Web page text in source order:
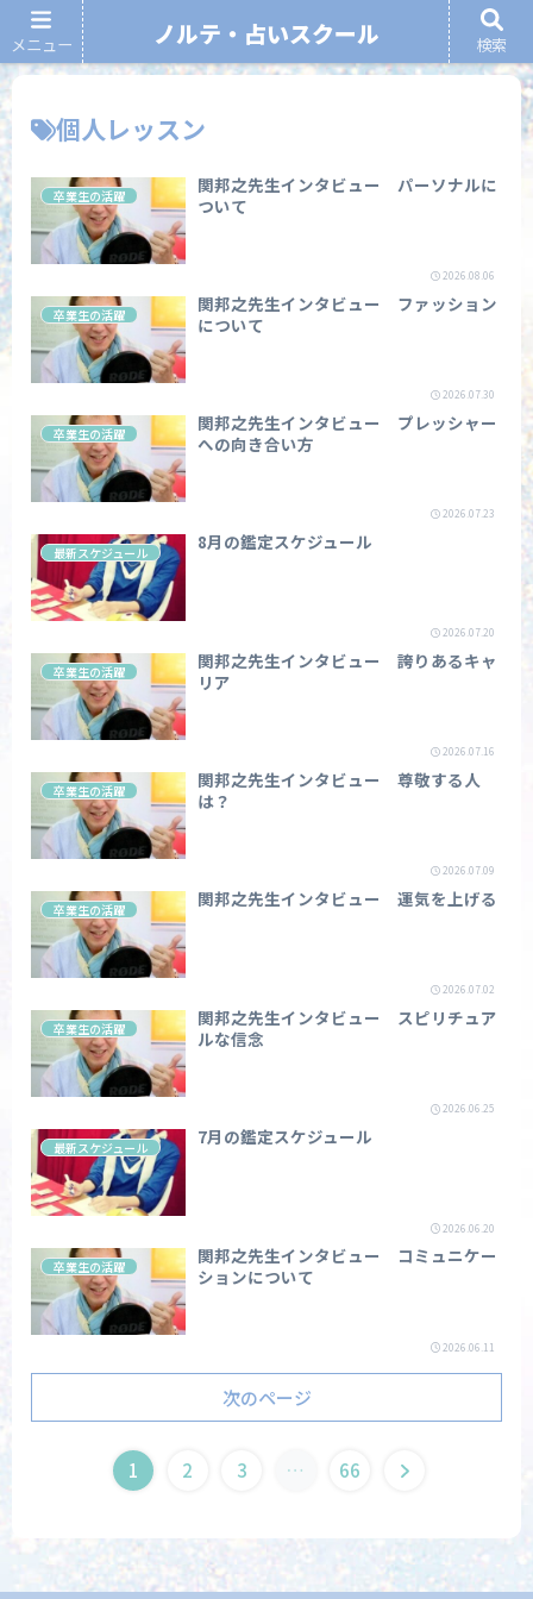
ノルテ・占いスクール
個人レッスン
卒業生の活躍
関邦之先生インタビュー パーソナルに
ついて
2026.08.06
卒業生の活躍
関邦之先生インタビュー ファッション
について
2026.07.30
卒業生の活躍
関邦之先生インタビュー プレッシャー
への向き合い方
2026.07.23
最新スケジュール 8月の鑑定スケジュール
2026.07.20
卒業生の活躍
関邦之先生インタビュー 誇りあるキャ
リア
2026.07.16
卒業生の活躍
関邦之先生インタビュー 尊敬する人
は？
2026.07.09
卒業生の活躍 関邦之先生インタビュー 運気を上げる
2026.07.02
卒業生の活躍
関邦之先生インタビュー スピリチュア
ルな信念
2026.06.25
最新スケジュール 7月の鑑定スケジュール
2026.06.20
卒業生の活躍
関邦之先生インタビュー コミュニケー
ションについて
2026.06.11
次のページ
1 2 3 … 66
メニュー ノルテ・占いスクール 検索